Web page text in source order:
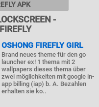
APK
-
OSHONG FIREFLY GIRL
Brand neues theme für den go
launcher ex! 1 thema mit 2
wallpapers dieses thema über
zwei möglichkeiten mit google in-
app billing (iap) b. A. Bezahlen
erhalten sie ko..